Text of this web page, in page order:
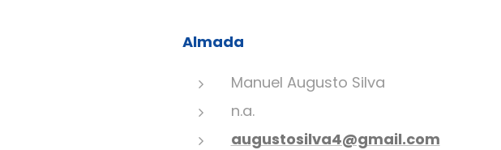
Almada
Manuel Augusto Silva
n.a.
augustosilva4@gmail.com